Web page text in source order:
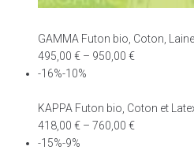
GAMMA Futon bio, Coton,
495,00 € – 950,00 €
-16%-10%
KAPPA Futon bio, Coton et
418,00 € – 760,00 €
-15%-9%